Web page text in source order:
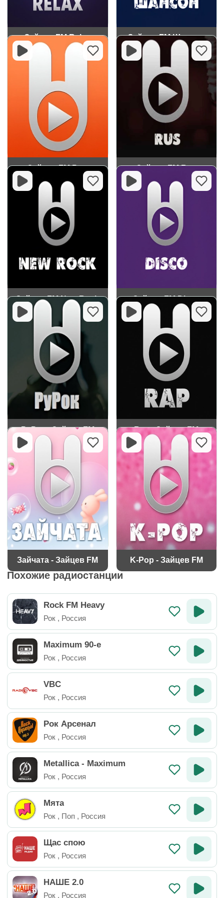
Зайцев FM Relax Зайцев FM Шансон
Зайцев FM Pop Зайцев FM Rus
Зайцев FM New Rock Зайцев FM Disco
РуРок - Зайцев FM Rap - Зайцев FM
Зайчата - Зайцев FM K-Pop - Зайцев FM
Похожие радиостанции
Rock FM Heavy
Рок , Россия
Maximum 90-e
Рок , Россия
VBC
Рок , Россия
Рок Арсенал
Рок , Россия
Metallica - Maximum
Рок , Россия
Мята
Рок , Поп , Россия
Щас спою
Рок , Россия
НАШЕ 2.0
Рок , Россия